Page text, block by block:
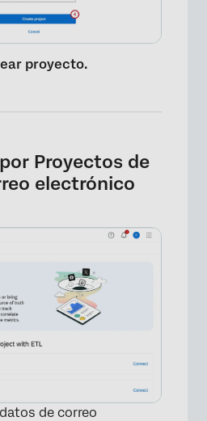
×
×
proyecto.
Proyectos de
electrónico
de correo